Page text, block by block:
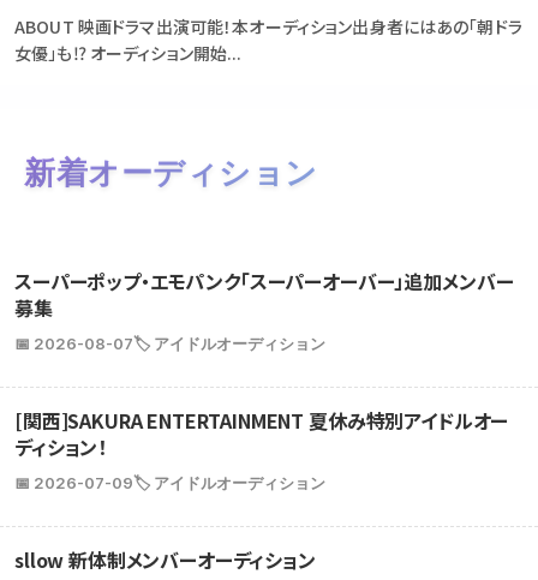
ABOUT 映画ドラマ出演可能！本オーディション出身者にはあの「朝ドラ
女優」も⁉ オーディション開始...
新着オーディション
スーパーポップ・エモパンク「スーパーオーバー」追加メンバー
募集
📅 2026-08-07🏷️ アイドルオーディション
[関西]SAKURA ENTERTAINMENT 夏休み特別アイドルオー
ディション！
📅 2026-07-09🏷️ アイドルオーディション
sllow 新体制メンバーオーディション